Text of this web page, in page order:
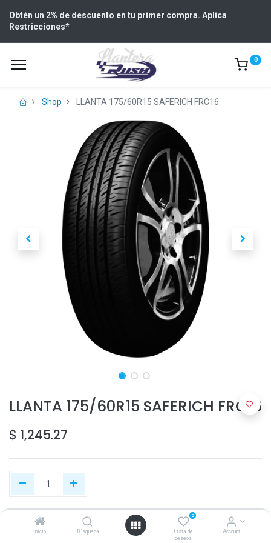
Inicio Búsqueda
0
Lista de
deseos
Account
Obtén un 2% de descuento en tu primer compra. Aplica
Restricciones*
0
Shop LLANTA 175/60R15 SAFERICH FRC16
LLANTA 175/60R15 SAFERICH FRC16
$ 1,245.27
Agregar al carrito